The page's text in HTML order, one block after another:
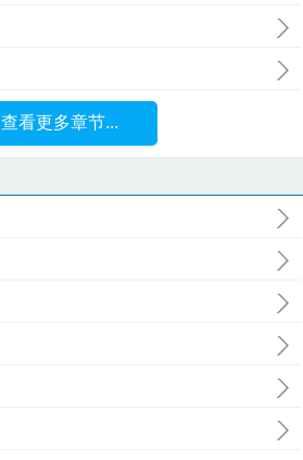
查看更多章节...